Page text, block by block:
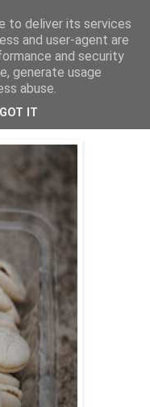
to deliver its services
and user-agent are
and security
generate usage
abuse.
GOT IT